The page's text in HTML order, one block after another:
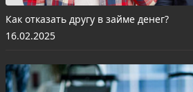
Как отказать другу в займе денег?
16.02.2025